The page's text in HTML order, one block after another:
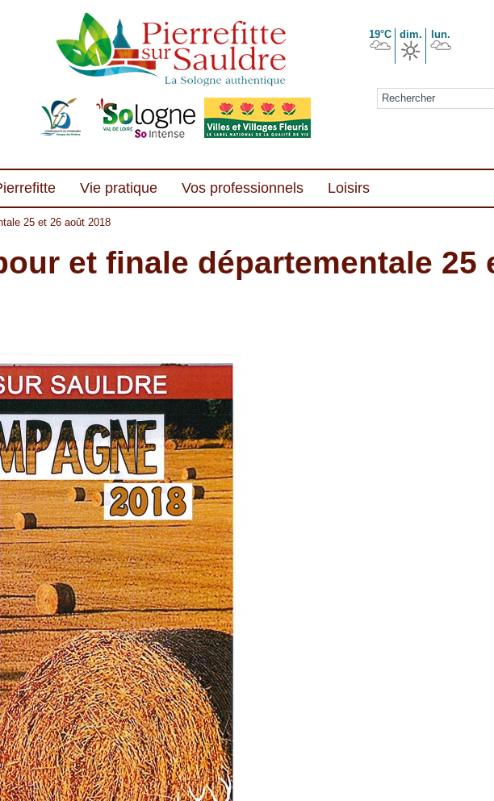
19°C dim. lun.
Formulaire de recherche
Vie pratique Vos professionnels Loisirs
25 et 26 août 2018
et finale départementale 25